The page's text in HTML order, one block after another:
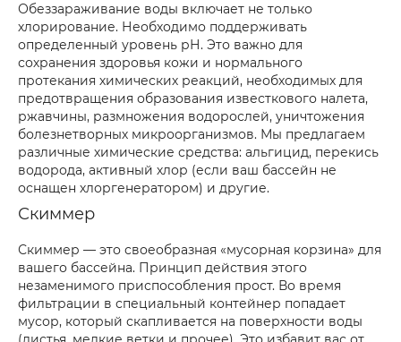
Обеззараживание воды включает не только
хлорирование. Необходимо поддерживать
определенный уровень рН. Это важно для
сохранения здоровья кожи и нормального
протекания химических реакций, необходимых для
предотвращения образования известкового налета,
ржавчины, размножения водорослей, уничтожения
болезнетворных микроорганизмов. Мы предлагаем
различные химические средства: альгицид, перекись
водорода, активный хлор (если ваш бассейн не
оснащен хлоргенератором) и другие.
Скиммер
Скиммер — это своеобразная «мусорная корзина» для
вашего бассейна. Принцип действия этого
незаменимого приспособления прост. Во время
фильтрации в специальный контейнер попадает
мусор, который скапливается на поверхности воды